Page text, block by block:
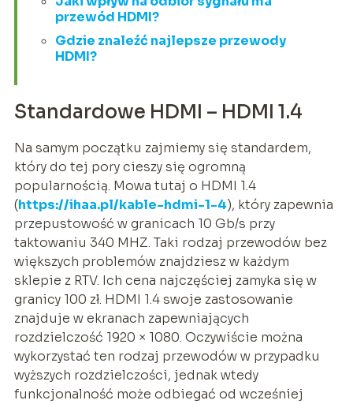
przewód HDMI?
Gdzie znaleźć najlepsze przewody
HDMI?
Standardowe HDMI – HDMI 1.4
Na samym początku zajmiemy się standardem,
który do tej pory cieszy się ogromną
popularnością. Mowa tutaj o HDMI 1.4
(https://ihaa.pl/kable-hdmi-1-4), który zapewnia
przepustowość w granicach 10 Gb/s przy
taktowaniu 340 MHZ. Taki rodzaj przewodów bez
większych problemów znajdziesz w każdym
sklepie z RTV. Ich cena najczęściej zamyka się w
granicy 100 zł. HDMI 1.4 swoje zastosowanie
znajduje w ekranach zapewniających
rozdzielczość 1920 × 1080. Oczywiście można
wykorzystać ten rodzaj przewodów w przypadku
wyższych rozdzielczości, jednak wtedy
funkcjonalność może odbiegać od wcześniej